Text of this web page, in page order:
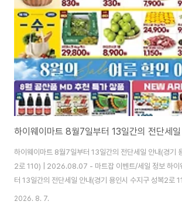
하이웨이마트 8월7일부터 13일간의 전단세일
하이웨이마트 8월7일부터 13일간의 전단세일 안내(경기
2로 110) | 2026.08.07 - 마트잡 이벤트/세일 정보 하이
터 13일간의 전단세일 안내(경기 용인시 수지구 성복2로
2026.08.07 - 마2026.08.07 마트잡에 등록된 하이웨이
2026. 8. 7.